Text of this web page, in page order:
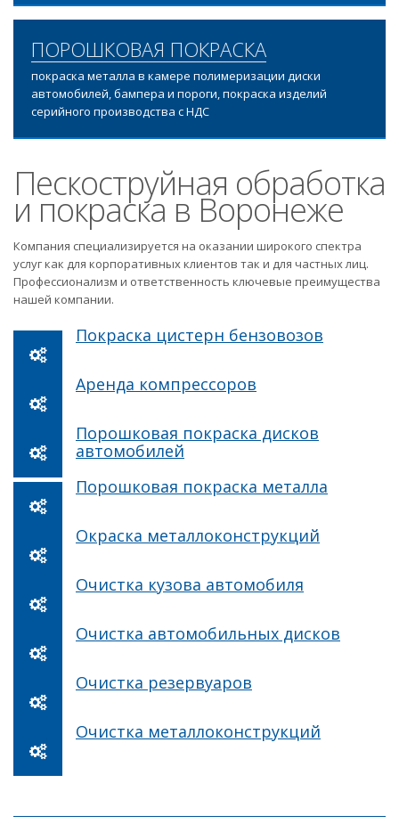
ПОРОШКОВАЯ ПОКРАСКА
покраска металла в камере полимеризации диски
автомобилей, бампера и пороги, покраска изделий
серийного производства с НДС
Пескоструйная обработка
и покраска в Воронеже
Компания специализируется на оказании широкого спектра
услуг как для корпоративных клиентов так и для частных лиц.
Профессионализм и ответственность ключевые преимущества
нашей компании.
Покраска цистерн бензовозов
Аренда компрессоров
Порошковая покраска дисков
автомобилей
Порошковая покраска металла
Окраска металлоконструкций
Очистка кузова автомобиля
Очистка автомобильных дисков
Очистка резервуаров
Очистка металлоконструкций